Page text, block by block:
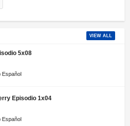
VIEW ALL
5x08
Español
Episodio 1x04
Español